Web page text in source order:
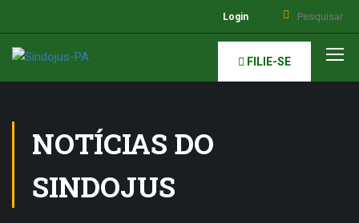
Login
FILIE-SE
NOTÍCIAS DO
SINDOJUS